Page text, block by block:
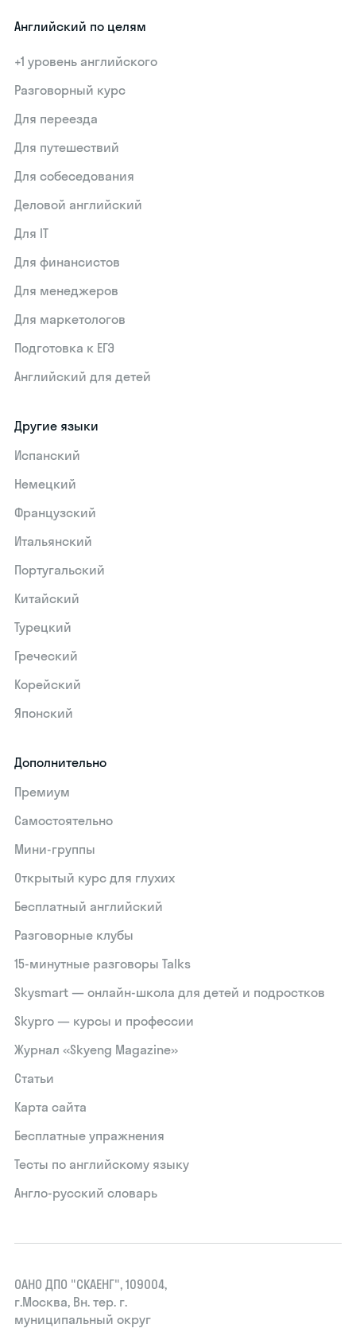
Английский по целям
+1 уровень английского
Разговорный курс
Для переезда
Для путешествий
Для собеседования
Деловой английский
Для IT
Для финансистов
Для менеджеров
Для маркетологов
Подготовка к ЕГЭ
Английский для детей
Другие языки
Испанский
Немецкий
Французский
Итальянский
Португальский
Китайский
Турецкий
Греческий
Корейский
Японский
Дополнительно
Премиум
Самостоятельно
Мини-группы
Открытый курс для глухих
Бесплатный английский
Разговорные клубы
15‑минутные разговоры Talks
Skysmart — онлайн-школа для детей и подростков
Skypro — курсы и профессии
Журнал «Skyeng Magazine»
Статьи
Карта сайта
Бесплатные упражнения
Тесты по английскому языку
Англо-русский словарь
ОАНО ДПО "СКАЕНГ", 109004,
г.Москва, Вн. тер. г.
муниципальный округ